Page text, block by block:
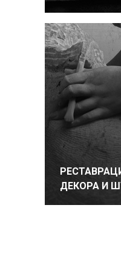
ДЕКОРА И